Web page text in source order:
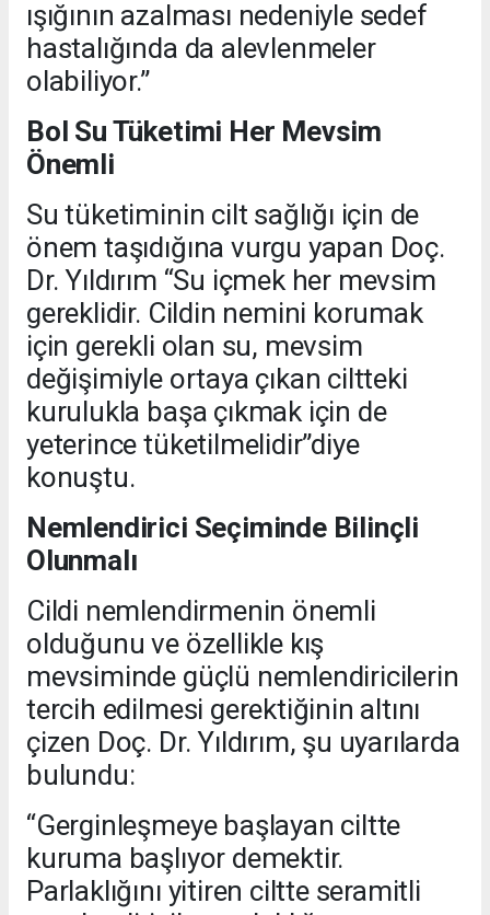
ışığının azalması nedeniyle sedef
hastalığında da alevlenmeler
olabiliyor.”
Bol Su Tüketimi Her Mevsim
Önemli
Su tüketiminin cilt sağlığı için de
önem taşıdığına vurgu yapan Doç.
Dr. Yıldırım “Su içmek her mevsim
gereklidir. Cildin nemini korumak
için gerekli olan su, mevsim
değişimiyle ortaya çıkan ciltteki
kurulukla başa çıkmak için de
yeterince tüketilmelidir”diye
konuştu.
Nemlendirici Seçiminde Bilinçli
Olunmalı
Cildi nemlendirmenin önemli
olduğunu ve özellikle kış
mevsiminde güçlü nemlendiricilerin
tercih edilmesi gerektiğinin altını
çizen Doç. Dr. Yıldırım, şu uyarılarda
bulundu:
“Gerginleşmeye başlayan ciltte
kuruma başlıyor demektir.
Parlaklığını yitiren ciltte seramitli